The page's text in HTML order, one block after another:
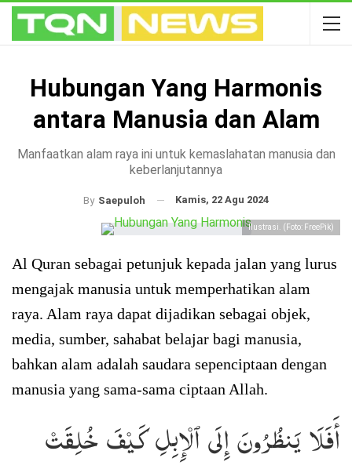
Hubungan Yang Harmonis
antara Manusia dan Alam
Manfaatkan alam raya ini untuk kemaslahatan manusia dan
keberlanjutannya
By Saepuloh Kamis, 22 Agu 2024
Ilustrasi. (Foto: FreePik)
Al Quran sebagai petunjuk kepada jalan yang lurus
mengajak manusia untuk memperhatikan alam
raya. Alam raya dapat dijadikan sebagai objek,
media, sumber, sahabat belajar bagi manusia,
bahkan alam adalah saudara sepenciptaan dengan
manusia yang sama-sama ciptaan Allah.
أَفَلَا يَنظُرُونَ إِلَى ٱلۡإِبِلِ كَيۡفَ خُلِقَتۡ